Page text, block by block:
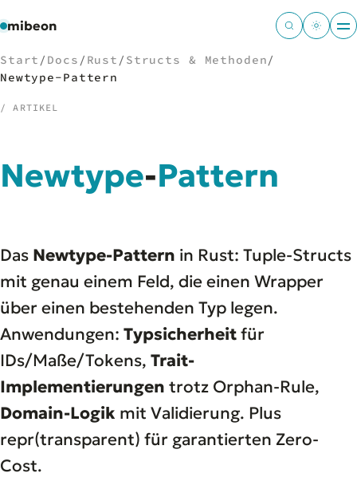
mibeon
01Start
05Docs
06Tools
07Welten
Start / Docs / Rust / Structs & Methoden/
Newtype-Pattern
/ ARTIKEL
Newtype-Pattern
Das Newtype-Pattern in Rust: Tuple-Structs
mit genau einem Feld, die einen Wrapper
über einen bestehenden Typ legen.
Anwendungen: Typsicherheitfür
IDs/Maße/Tokens, Trait-
Implementierungen trotz Orphan-Rule,
Domain-Logik mit Validierung. Plus
repr(transparent) für garantierten Zero-
Cost.